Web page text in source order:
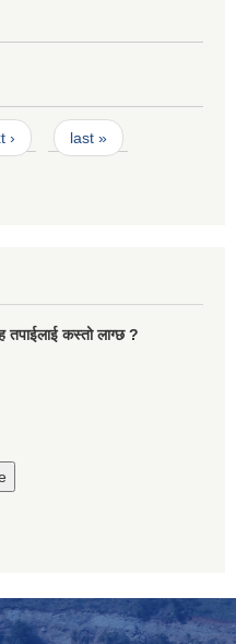
› last »
तपाईलाई कस्तो लाग्छ ?